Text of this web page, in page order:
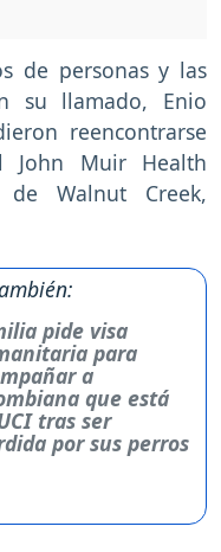
de personas y las
su llamado, Enio
reencontrarse
Muir Health
Walnut Creek,
pide visa
para
a
que está
tras ser
por sus perros